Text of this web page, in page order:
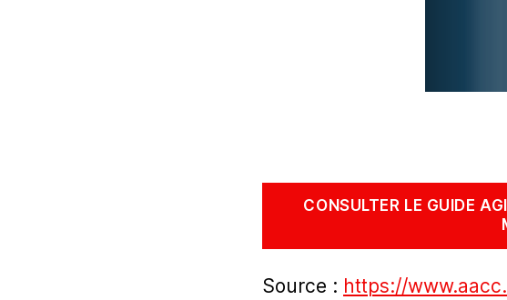
CONSULTER LE GUIDE
Source : https://